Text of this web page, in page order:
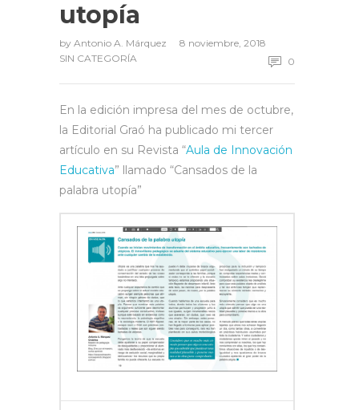
utopía
by Antonio A. Márquez
8 noviembre, 2018
SIN CATEGORÍA
0
En la edición impresa del mes de octubre,
la Editorial Graó ha publicado mi tercer
artículo en su Revista “Aula de Innovación
Educativa” llamado “Cansados de la
palabra utopía”